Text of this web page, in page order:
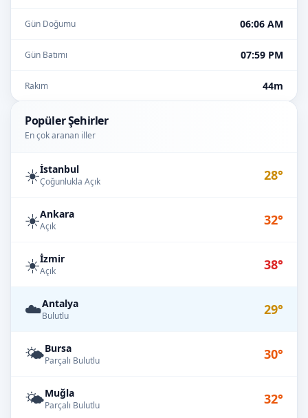
Gün Doğumu 06:06 AM
Gün Batımı 07:59 PM
Rakım 44m
Popüler Şehirler
En çok aranan iller
☀️İstanbul
Çoğunlukla Açık 28°
☀️Ankara
Açık 32°
☀️İzmir
Açık 38°
☁️Antalya
Bulutlu 29°
🌤️Bursa
Parçalı Bulutlu 30°
🌤️Muğla
Parçalı Bulutlu 32°